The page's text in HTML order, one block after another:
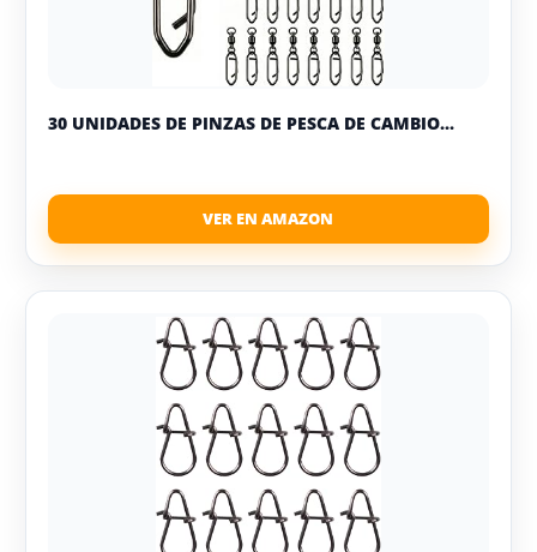
30 UNIDADES DE PINZAS DE PESCA DE CAMBIO...